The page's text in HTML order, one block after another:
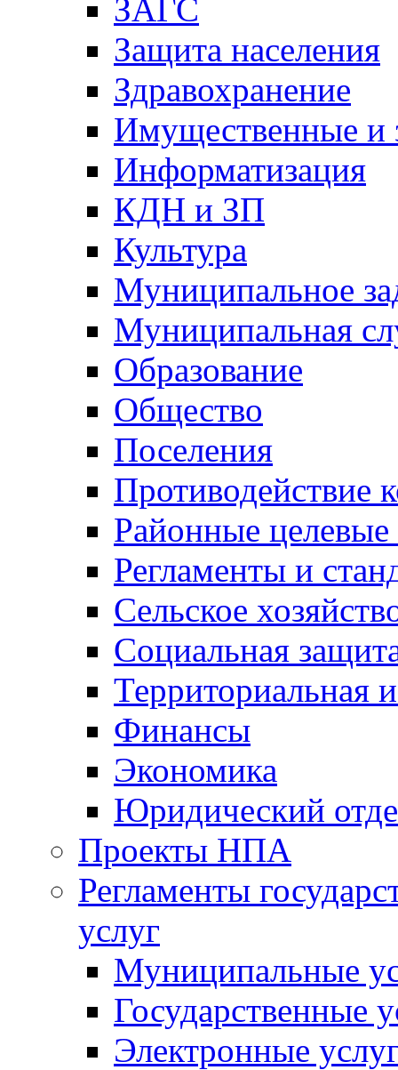
ЗАГС
Защита населения
Здравохранение
Имущественные и
Информатизация
КДН и ЗП
Культура
Муниципальное
Муниципальная
Образование
Общество
Поселения
Противодействие
Районные
Регламенты и
Сельское
Социальная
Территориальная
Финансы
Экономика
Юридический
Проекты НПА
Регламенты
услуг
Муниципальные
Государственные
Электронные